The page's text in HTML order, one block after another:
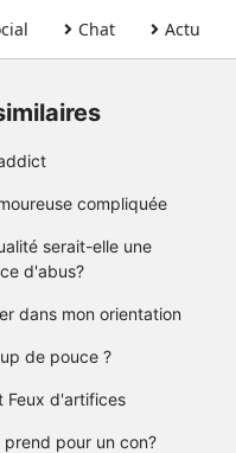
Chat Actu
compliquée
serait-elle une
d'abus?
dans mon orientation
de pouce ?
Feux d'artifices
prend pour un con?